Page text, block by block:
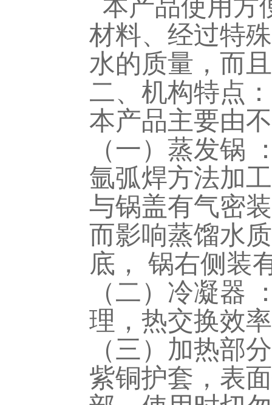
本产品使用方
材料、经过特
水的质量，而
二、机构特点：
本产品主要由
（一）蒸发锅
氩弧焊方法加
与锅盖有气密
而影响蒸馏水
底， 锅右侧装
（二）冷凝器
理，热交换效
（三）加热部
紫铜护套，表